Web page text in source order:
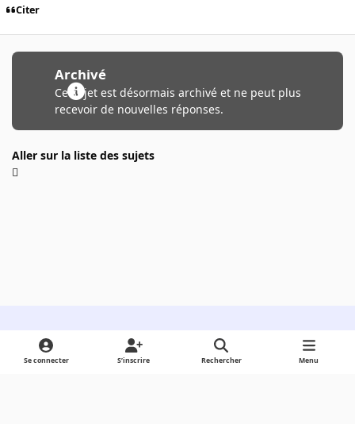
Citer
Archivé
Ce sujet est désormais archivé et ne peut plus
recevoir de nouvelles réponses.
Aller sur la liste des sujets
Light ModeDark ModeSystem Preference
Se connecter S’inscrire Rechercher Menu